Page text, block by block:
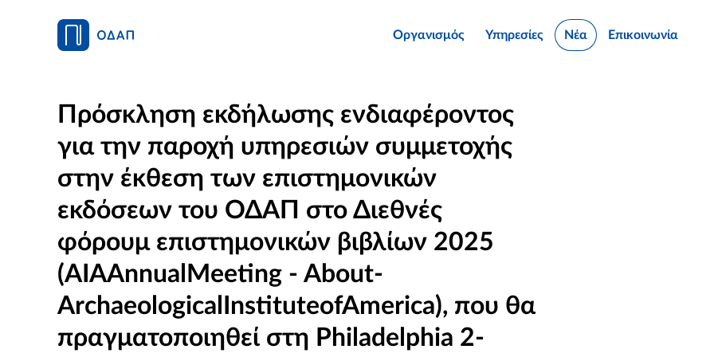
Οργανισμός Υπηρεσίες Νέα Επικοινωνία
Πρόσκληση εκδήλωσης ενδιαφέροντος
για την παροχή υπηρεσιών συμμετοχής
στην έκθεση των επιστημονικών
εκδόσεων του ΟΔΑΠ στο Διεθνές
φόρουμ επιστημονικών βιβλίων 2025
(AIAAnnualMeeting - About-
ArchaeologicalInstituteofAmerica), που θα
πραγματοποιηθεί στη Philadelphia 2-